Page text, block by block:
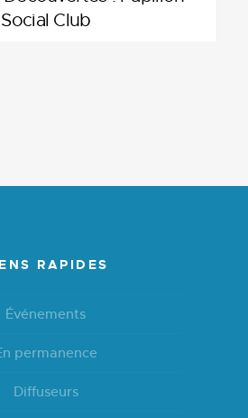
Social Club
RAPIDES
Événements
permanence
Diffuseurs